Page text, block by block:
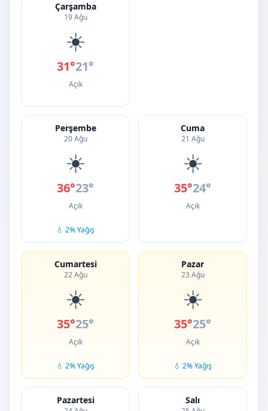
Çarşamba
19 Ağu
☀️
31°21°
Açık
Perşembe
20 Ağu
☀️
36°23°
Açık
💧 2% Yağış
Cuma
21 Ağu
☀️
35°24°
Açık
Cumartesi
22 Ağu
☀️
35°25°
Açık
💧 2% Yağış
Pazar
23 Ağu
☀️
35°25°
Açık
💧 2% Yağış
Pazartesi Salı